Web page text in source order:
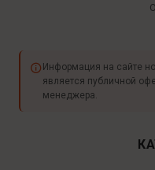
Информация на сайте
является публичной
менеджера.